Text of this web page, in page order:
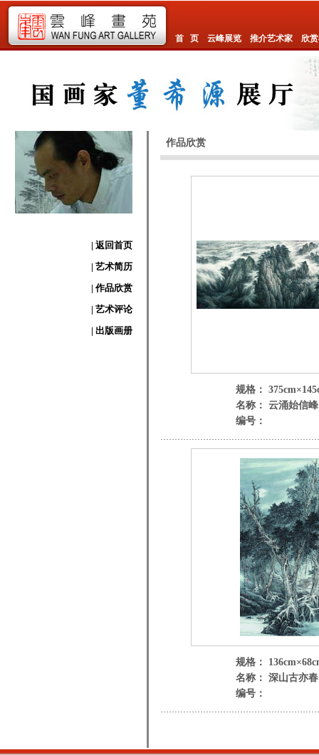
首 页 云峰展览 推介艺术家 欣
| 返回首页
| 艺术简历
| 作品欣赏
| 艺术评论
| 出版画册
作品欣赏
规格：
名称： 云涌始信峰
编号：
规格：
名称： 深山古亦春
编号：